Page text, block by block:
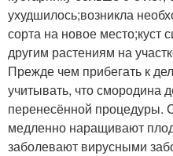
ухудшилось;возникла
сорта на новое место;куст
другим растениям на
Прежде чем прибегать к
учитывать, что смородина
перенесённой процедуры.
медленно наращивают
заболевают вирусными